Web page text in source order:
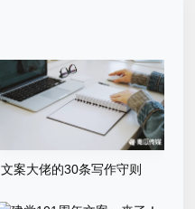
文案大佬的30条写作守则